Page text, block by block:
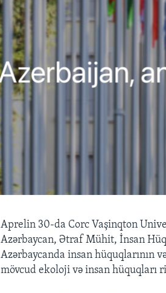
Aprelin 30-da Corc Vaşinqton
Azərbaycan, Ətraf Mühit, İnsan
Azərbaycanda insan hüquqlarının
mövcud ekoloji və insan hüquqları